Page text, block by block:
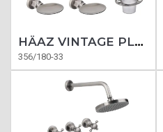
HÄAZ VINTAGE PLATINUM ACCESORIOS
356/180-33